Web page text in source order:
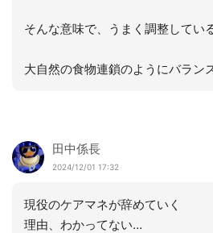
そんな意味で、うまく調整してい
大自然の食物連鎖のようにバラン
田中係長
2024/12/01 17:32
現役のケアマネが辞めていく
理由、わかってない…